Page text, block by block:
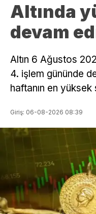
Altında
devam
Altın 6 Ağustos
4. işlem gününde
haftanın en
Giriş: 06-08-2026 08:39